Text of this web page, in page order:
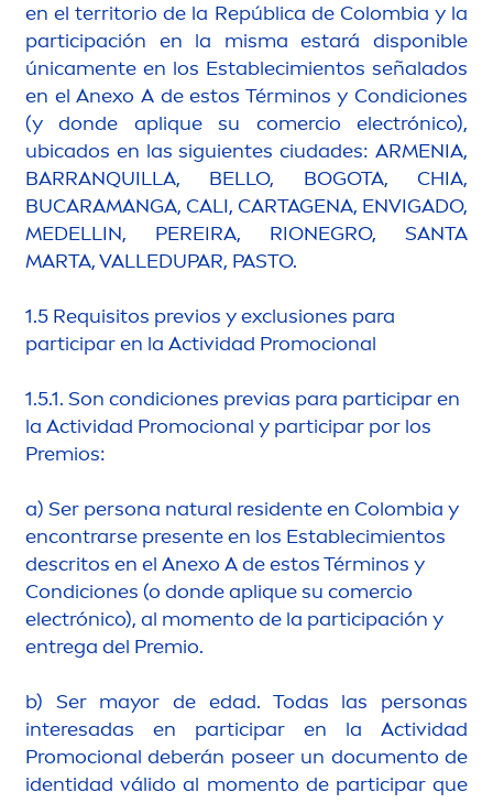
en el territorio de la República de Colombia y la
participación en la misma estará disponible
únicamente en los Establecimientos señalados
en el Anexo A de estos Términos y Condiciones
(y donde aplique su comercio electrónico),
ubicados en las siguientes ciudades: ARMENIA,
BARRANQUILLA, BELLO, BOGOTA, CHIA,
BUCARAMANGA, CALI, CARTAGENA, ENVIGADO,
MEDELLIN, PEREIRA, RIONEGRO, SANTA
MARTA, VALLEDUPAR, PASTO.
1.5 Requisitos previos y exclusiones para
participar en la Actividad Promocional
1.5.1. Son condiciones previas para participar en
la Actividad Promocional y participar por los
Premios:
a) Ser persona natural residente en Colombia y
encontrarse presente en los Establecimientos
descritos en el Anexo A de estos Términos y
Condiciones (o donde aplique su comercio
electrónico), al momento de la participación y
entrega del Premio.
b) Ser mayor de edad. Todas las personas
interesadas en participar en la Actividad
Promocional deberán poseer un documento de
identidad válido al momento de participar que